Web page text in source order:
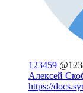
123459
Алексей
https://